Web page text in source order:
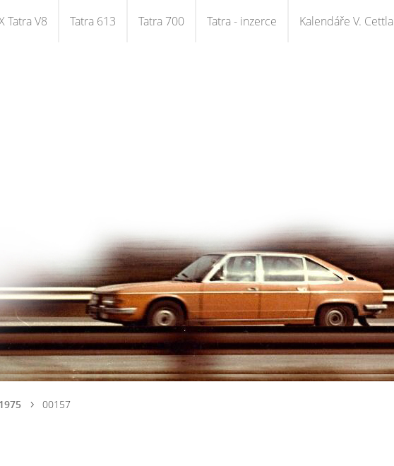
Tatra V8 Tatra 613 Tatra 700 Tatra - inzerce Kalendáře V. Cettla
1975 00157